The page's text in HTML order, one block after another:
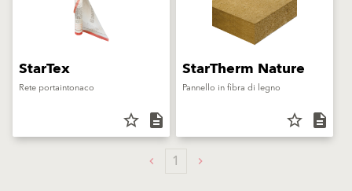
StarTex
Rete portaintonaco
star_border description
StarTherm Nature
Pannello in fibra di legno
star_border description
1